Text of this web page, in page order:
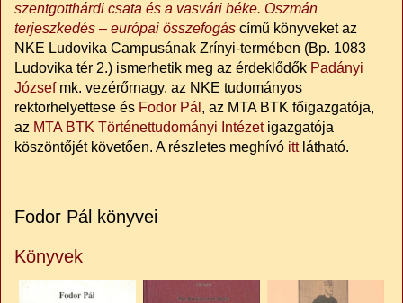
szentgotthárdi csata és a vasvári béke. Oszmán
terjeszkedés – európai összefogás című könyveket az
NKE Ludovika Campusának Zrínyi-termében (Bp. 1083
Ludovika tér 2.) ismerhetik meg az érdeklődők Padányi
Józsefmk. vezérőrnagy, az NKE tudományos
rektorhelyettese és Fodor Pál , az MTA BTK főigazgatója,
az MTA BTK Történettudományi Intézetigazgatója
köszöntőjét követően. A részletes meghívó ittlátható.
Fodor Pál könyvei
Könyvek